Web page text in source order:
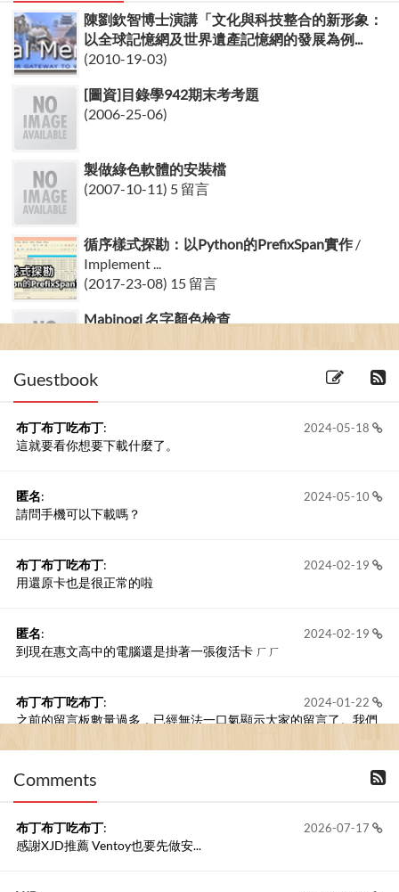
陳劉欽智博士演講「文化與科技整合的新形象：
以全球記憶網及世界遺產記憶網的發展為例...
(2010-19-03)
[圖資]目錄學942期末考考題
(2006-25-06)
製做綠色軟體的安裝檔
(2007-10-11) 5 留言
循序樣式探勘：以Python的PrefixSpan實作 /
Implement ...
(2017-23-08) 15 留言
Mabinogi 名字顏色檢查
Guestbook
2024-05-18
布丁布丁吃布丁:
這就要看你想要下載什麼了。
2024-05-10
匿名:
請問手機可以下載嗎？
2024-02-19
布丁布丁吃布丁:
用還原卡也是很正常的啦
2024-02-19
匿名:
到現在惠文高中的電腦還是掛著一張復活卡 ㄏㄏ
2024-01-22
布丁布丁吃布丁:
之前的留言板數量過多，已經無法一口氣顯示大家的留言了。我們
Comments
2026-07-17
布丁布丁吃布丁:
感謝XJD推薦 Ventoy也要先做安...